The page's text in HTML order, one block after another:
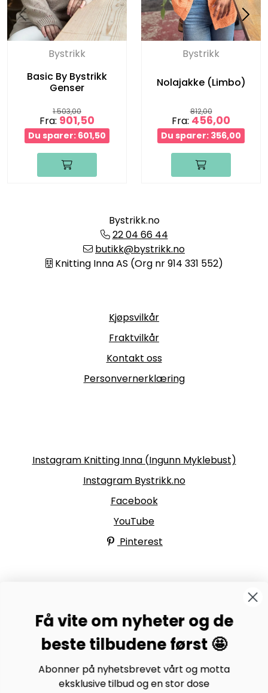
Bystrikk
Basic By Bystrikk
Genser
1.503,00
Fra: 901,50
Du sparer: 601,50
Bystrikk
Nolajakke (Limbo)
812,00
Fra: 456,00
Du sparer: 356,00
Bystrikk.no
22 04 66 44
butikk@bystrikk.no
Knitting Inna AS (Org nr 914 331 552)
Kjøpsvilkår
Fraktvilkår
Kontakt oss
Personvernerklæring
Instagram Knitting Inna (Ingunn Myklebust)
Instagram Bystrikk.no
Facebook
YouTube
Pinterest
Bli medlem av Bystrikk-forumet vårt på Facebook og
møt både designere og teststrikkere, samt 31.000
andre Bystrikkere som deler erfaringer, bilder og
inspirasjon.
Bli medlem her.
Få vite om nyheter og de
beste tilbudene først 🤩
Abonner på nyhetsbrevet vårt og motta
eksklusive tilbud og en stor dose